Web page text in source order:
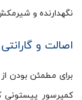
نگهدارنده و
اصالت و
برای مطمئن بودن